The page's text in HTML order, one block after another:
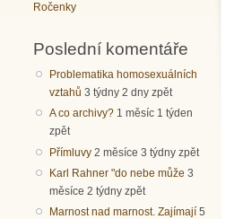
Ročenky
Poslední komentáře
Problematika homosexuálních
vztahů 3 týdny 2 dny zpět
A co archivy? 1 měsíc 1 týden
zpět
Přímluvy 2 měsíce 3 týdny zpět
Karl Rahner "do nebe může 3
měsíce 2 týdny zpět
Marnost nad marnost. Zajímají 5